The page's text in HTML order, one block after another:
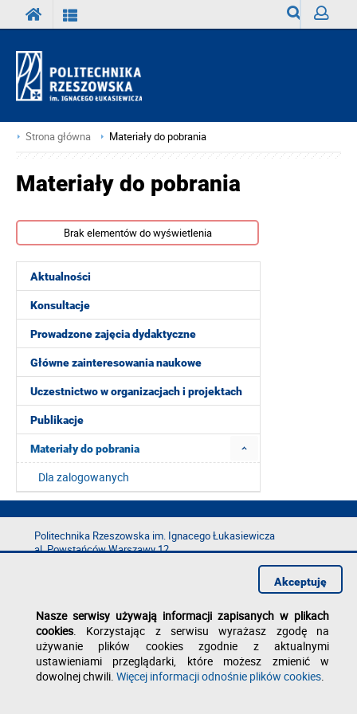
Strona główna Materiały do pobrania
Aktualności
Konsultacje
Prowadzone zajęcia dydaktyczne
Główne zainteresowania naukowe
Uczestnictwo w organizacjach i projektach
Publikacje
Materiały do pobrania
Dla zalogowanych
Materiały do pobrania
Brak elementów do wyświetlenia
Politechnika Rzeszowska im. Ignacego Łukasiewicza
al. Powstańców Warszawy 12
e-mail:kancelaria@prz.edu.pl
Deklaracja dostępności
Polityka prywatności
Zgłoś błąd na stronie
Nasze serwisy używają informacji zapisanych w plikach
cookies. Korzystając z serwisu wyrażasz zgodę na
używanie plików cookies zgodnie z aktualnymi
ustawieniami przeglądarki, które możesz zmienić w
dowolnej chwili. Więcej informacji odnośnie plików cookies.
Akceptuję